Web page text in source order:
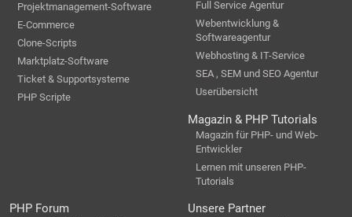
Projektmanagement-Software
E-Commerce
Clone-Scripts
Marktplatz-Software
Ticket & Supportsysteme
PHP Scripte
Full Service Agentur
Webentwicklung &
Softwareagentur
Webhosting & IT-Service
SEA , SEM und SEO Agentur
Userübersicht
Magazin & PHP Tutorials
Magazin für PHP- und Web-
Entwickler
Lernen mit unseren PHP-
Tutorials
PHP Forum Unsere Partner